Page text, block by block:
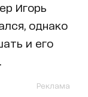
Игорь
однако
и его
Реклама